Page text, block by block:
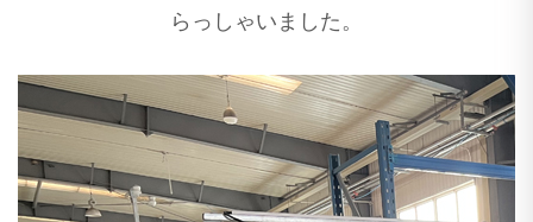
らっしゃいました。